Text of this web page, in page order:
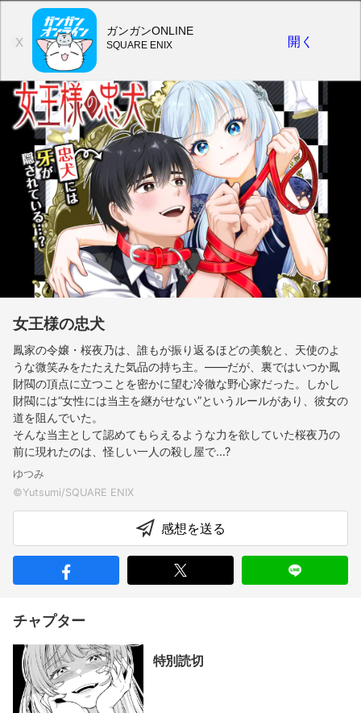
女王様の忠犬
鳳家の令嬢・桜夜乃は、誰もが振り返るほどの美貌と、天使のよ
うな微笑みをたたえた気品の持ち主。――だが、裏ではいつか鳳
財閥の頂点に立つことを密かに望む冷徹な野心家だった。しかし
財閥には“女性には当主を継がせない”というルールがあり、彼女の
道を阻んでいた。
そんな当主として認めてもらえるような力を欲していた桜夜乃の
前に現れたのは、怪しい一人の殺し屋で…?
ゆつみ
感想を送る
チャプター
特別読切
X
ガンガンONLINE
SQUARE ENIX 開く